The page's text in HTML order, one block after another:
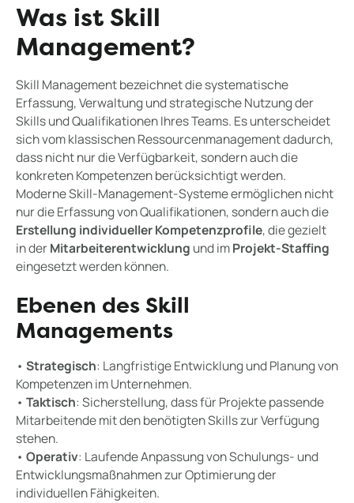
Was ist Skill
Management?
Skill Management bezeichnet die systematische
Erfassung, Verwaltung und strategische Nutzung der
Skills und Qualifikationen Ihres Teams. Es unterscheidet
sich vom klassischen Ressourcenmanagement dadurch,
dass nicht nur die Verfügbarkeit, sondern auch die
konkreten Kompetenzen berücksichtigt werden.
Moderne Skill-Management-Systeme ermöglichen nicht
nur die Erfassung von Qualifikationen, sondern auch die
Erstellung individueller Kompetenzprofile, die gezielt
in derMitarbeiterentwicklung und imProjekt-Staffing
eingesetzt werden können.
Ebenen des Skill
Managements
• Strategisch: Langfristige Entwicklung und Planung von
Kompetenzen im Unternehmen.
• Taktisch: Sicherstellung, dass für Projekte passende
Mitarbeitende mit den benötigten Skills zur Verfügung
stehen.
• Operativ: Laufende Anpassung von Schulungs- und
Entwicklungsmaßnahmen zur Optimierung der
individuellen Fähigkeiten.